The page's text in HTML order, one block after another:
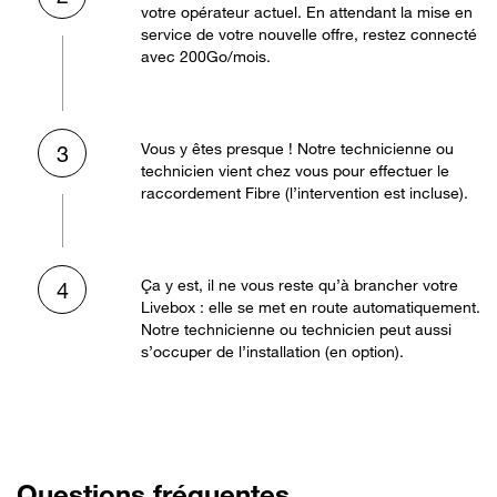
votre opérateur actuel. En attendant la mise en
service de votre nouvelle offre, restez connecté
avec 200Go/mois.
3
Vous y êtes presque ! Notre technicienne ou
technicien vient chez vous pour effectuer le
raccordement Fibre (l’intervention est incluse).
4
Ça y est, il ne vous reste qu’à brancher votre
Livebox : elle se met en route automatiquement.
Notre technicienne ou technicien peut aussi
s’occuper de l’installation (en option).